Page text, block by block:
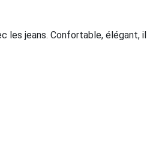
les jeans. Confortable, élégant, il